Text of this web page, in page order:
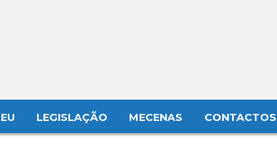
LEGISLAÇÃO MECENAS CONTACTOS